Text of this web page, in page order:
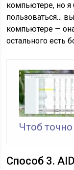
компьютере, но я
пользоваться…
компьютере —
остального есть
Чтоб точно
Способ 3.